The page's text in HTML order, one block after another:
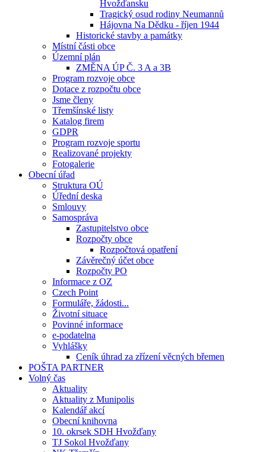
Hvožďansku
Tragický osud rodiny Neumannů
Hájovna Na Dědku - říjen 1944
Historické stavby a památky
Místní části obce
Územní plán
ZMĚNA ÚP Č. 3 A a 3B
Program rozvoje obce
Dotace z rozpočtu obce
Jsme členy
Třemšínské listy
Katalog firem
GDPR
Program rozvoje sportu
Realizované projekty
Fotogalerie
Obecní úřad
Struktura OÚ
Úřední deska
Smlouvy
Samospráva
Zastupitelstvo obce
Rozpočty obce
Rozpočtová opatření
Závěrečný účet obce
Rozpočty PO
Informace z OZ
Czech Point
Formuláře, žádosti...
Životní situace
Povinné informace
e-podatelna
Vyhlášky
Ceník úhrad za zřízení věcných břemen
POŠTA PARTNER
Volný čas
Aktuality
Aktuality z Munipolis
Kalendář akcí
Obecní knihovna
10. okrsek SDH Hvožďany
TJ Sokol Hvožďany